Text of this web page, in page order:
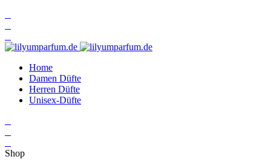
Home
Damen Düfte
Herren Düfte
Unisex-Düfte
Shop